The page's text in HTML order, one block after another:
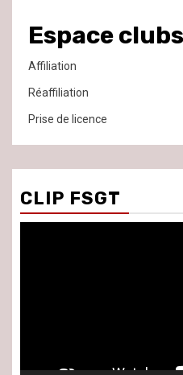
Espace clubs
Affiliation
Réaffiliation
Prise de licence
CLIP FSGT